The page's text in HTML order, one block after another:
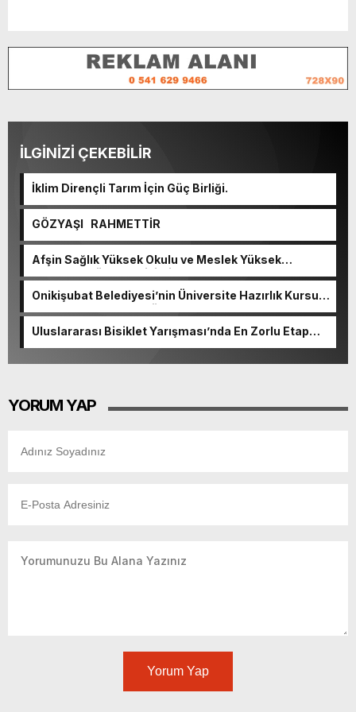
İLGİNİZİ ÇEKEBİLİR
İklim Dirençli Tarım İçin Güç Birliği.
GÖZYAŞI RAHMETTİR
Afşin Sağlık Yüksek Okulu ve Meslek Yüksek
Okulunda görev değişimi!
Onikişubat Belediyesi’nin Üniversite Hazırlık Kursu
başvurularında son gün 7 Ağustos.
Uluslararası Bisiklet Yarışması’nda En Zorlu Etap
YORUM YAP
Yorum Yap